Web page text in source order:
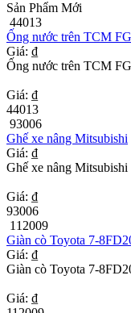
Sản Phẩm Mới
44013
Ống nước trên TCM
Giá: ₫
Ống nước trên TCM
Giá: ₫
44013
93006
Ghế xe nâng Mitsubishi
Giá: ₫
Ghế xe nâng Mitsubishi
Giá: ₫
93006
112009
Giàn cò Toyota 7-
Giá: ₫
Giàn cò Toyota 7-
Giá: ₫